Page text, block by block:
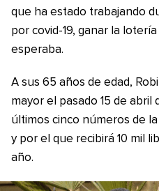
que ha estado trabajando
por covid-19, ganar la
esperaba.
A sus 65 años de edad,
mayor el pasado 15 de abril
últimos cinco números de
y por el que recibirá 10 mil
año.